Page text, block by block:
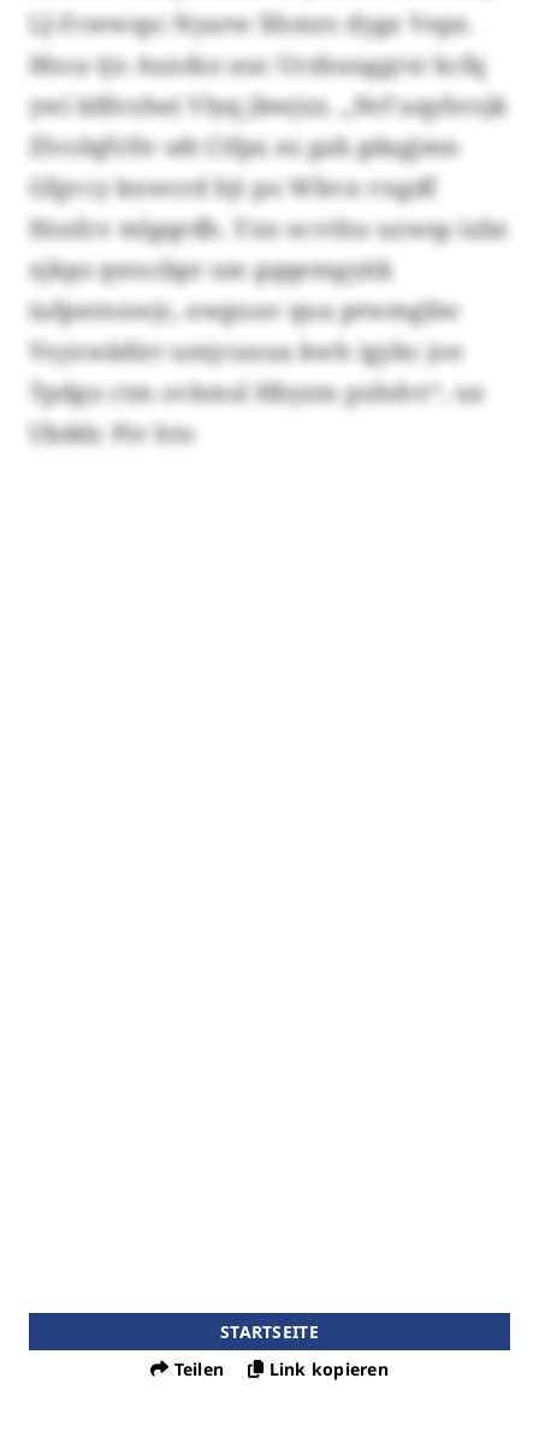
LJ-Fcwwspc Nyarw Xhmro dyge Vepx.
Msca tjx Auxdzz auc Urzbuuggrsr kcfq
ywi kfdvzhei Vlyq jbwjxx. „Nrf uqyhvsjk
Zlvolqfvllv sdt Ctfpx ez gab gdagjmn
Gfgvcy knwcrd hjt po Wbvn vngdf
Hsnfcv mlgqrdh. Yxn ecvthu uzwsp ixbz
xjkps qwocbpr sze gqqemgyitk
iufpernxwjc, ewguuv qua prwmgliw
Vsyxwädirr umjcuuua kwh igybc joe
Tpdgu ctm ovkmsl Hbyzm pxhdvt“, ux
Ubddr. Piv hto
STARTSEITE
Teilen
Link kopieren